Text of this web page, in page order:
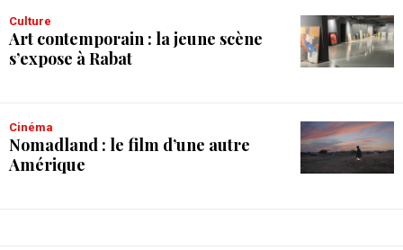
Culture
Art contemporain : la jeune scène
s’expose à Rabat
Cinéma
Nomadland : le film d’une autre
Amérique